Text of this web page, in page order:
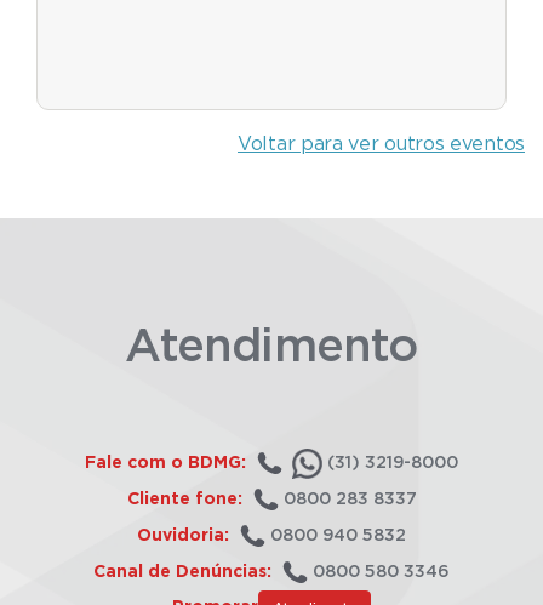
Voltar para ver outros eventos
Atendimento
Fale com o BDMG: (31) 3219-8000
Cliente fone: 0800 283 8337
Ouvidoria: 0800 940 5832
Canal de Denúncias: 0800 580 3346